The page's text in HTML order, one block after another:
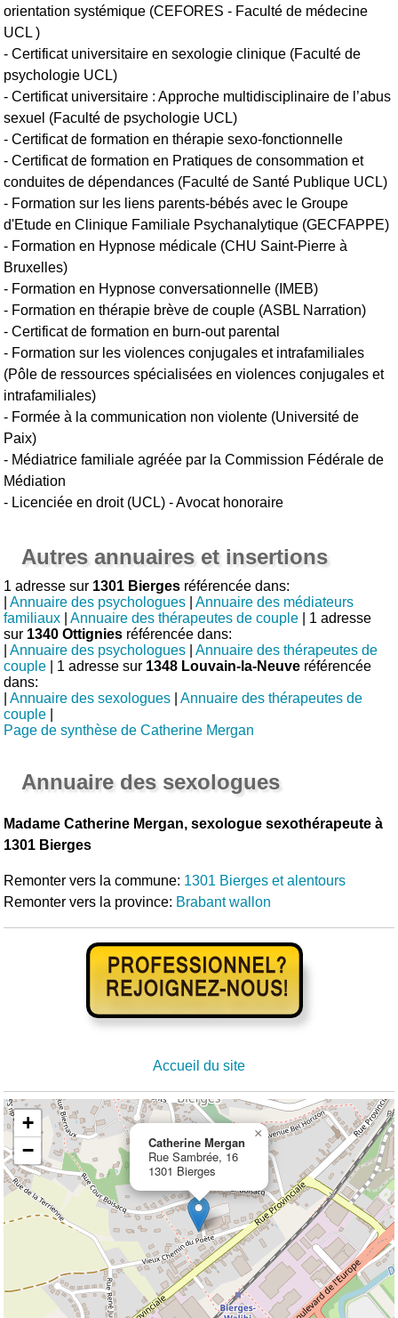
orientation systémique (CEFORES - Faculté de médecine
UCL )
- Certificat universitaire en sexologie clinique (Faculté de
psychologie UCL)
- Certificat universitaire : Approche multidisciplinaire de l’abus
sexuel (Faculté de psychologie UCL)
- Certificat de formation en thérapie sexo-fonctionnelle
- Certificat de formation en Pratiques de consommation et
conduites de dépendances (Faculté de Santé Publique UCL)
- Formation sur les liens parents-bébés avec le Groupe
d'Etude en Clinique Familiale Psychanalytique (GECFAPPE)
- Formation en Hypnose médicale (CHU Saint-Pierre à
Bruxelles)
- Formation en Hypnose conversationnelle (IMEB)
- Formation en thérapie brève de couple (ASBL Narration)
- Certificat de formation en burn-out parental
- Formation sur les violences conjugales et intrafamiliales
(Pôle de ressources spécialisées en violences conjugales et
intrafamiliales)
- Formée à la communication non violente (Université de
Paix)
- Médiatrice familiale agréée par la Commission Fédérale de
Médiation
- Licenciée en droit (UCL) - Avocat honoraire
Autres annuaires et insertions
1 adresse sur 1301 Bierges référencée dans:
|Annuaire des psychologues |Annuaire des médiateurs
familiaux |Annuaire des thérapeutes de couple | 1 adresse
sur 1340 Ottignies référencée dans:
|Annuaire des psychologues |Annuaire des thérapeutes de
couple | 1 adresse sur 1348 Louvain-la-Neuve référencée
dans:
|Annuaire des sexologues |Annuaire des thérapeutes de
couple
Page de synthèse de Catherine Mergan
Annuaire des sexologues
Madame Catherine Mergan, sexologue sexothérapeute à
1301 Bierges
Remonter vers la commune: 1301 Bierges et alentours
Remonter vers la province: Brabant wallon
Accueil du site
Catherine Mergan
Rue Sambrée, 16
1301 Bierges
×
+
−